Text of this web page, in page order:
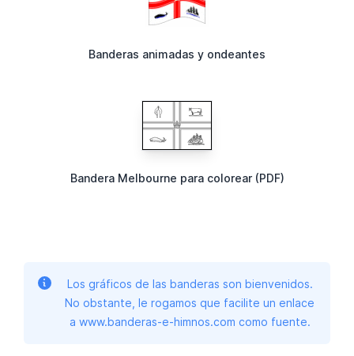
Banderas animadas y ondeantes
Bandera Melbourne para colorear (PDF)
Los gráficos de las banderas son bienvenidos.
No obstante, le rogamos que facilite un enlace
a www.banderas-e-himnos.com como fuente.